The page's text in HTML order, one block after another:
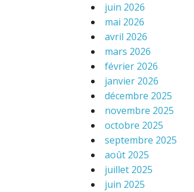
juin 2026
mai 2026
avril 2026
mars 2026
février 2026
janvier 2026
décembre 2025
novembre 2025
octobre 2025
septembre 2025
août 2025
juillet 2025
juin 2025